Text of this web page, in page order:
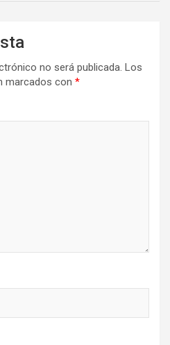
no será publicada. Los
marcados con *